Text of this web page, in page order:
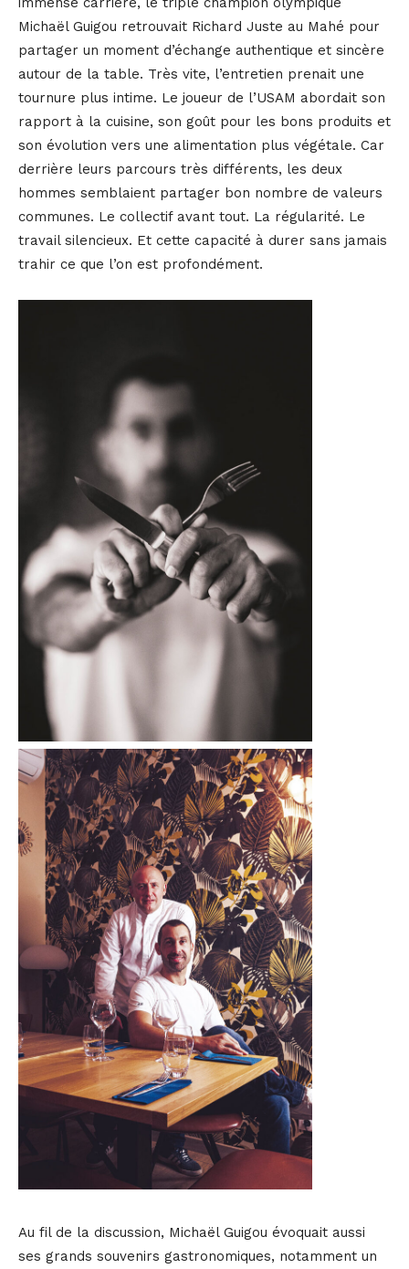
Michaël Guigou retrouvait Richard Juste au Mahé pour
partager un moment d’échange authentique et sincère
autour de la table. Très vite, l’entretien prenait une
tournure plus intime. Le joueur de l’USAM abordait son
rapport à la cuisine, son goût pour les bons produits et
son évolution vers une alimentation plus végétale. Car
derrière leurs parcours très différents, les deux
hommes semblaient partager bon nombre de valeurs
communes. Le collectif avant tout. La régularité. Le
travail silencieux. Et cette capacité à durer sans jamais
trahir ce que l’on est profondément.
Au fil de la discussion, Michaël Guigou évoquait aussi
ses grands souvenirs gastronomiques, notamment un